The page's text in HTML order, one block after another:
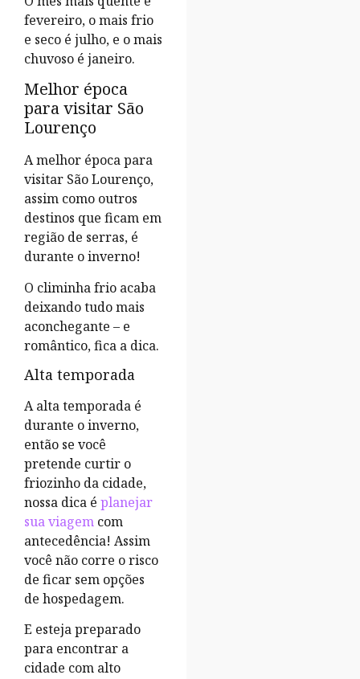
fevereiro, o mais frio
e seco é julho, e o mais
chuvoso é janeiro.
Melhor época
para visitar São
Lourenço
A melhor época para
visitar São Lourenço,
assim como outros
destinos que ficam em
região de serras, é
durante o inverno!
O climinha frio acaba
deixando tudo mais
aconchegante – e
romântico, fica a dica.
Alta temporada
A alta temporada é
durante o inverno,
então se você
pretende curtir o
friozinho da cidade,
nossa dica é planejar
sua viagem com
antecedência! Assim
você não corre o risco
de ficar sem opções
de hospedagem.
E esteja preparado
para encontrar a
cidade com alto